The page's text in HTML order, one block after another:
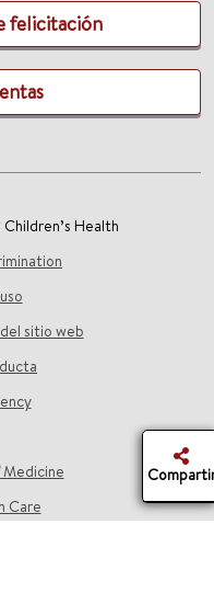
felicitación
Health
sitio web
Care